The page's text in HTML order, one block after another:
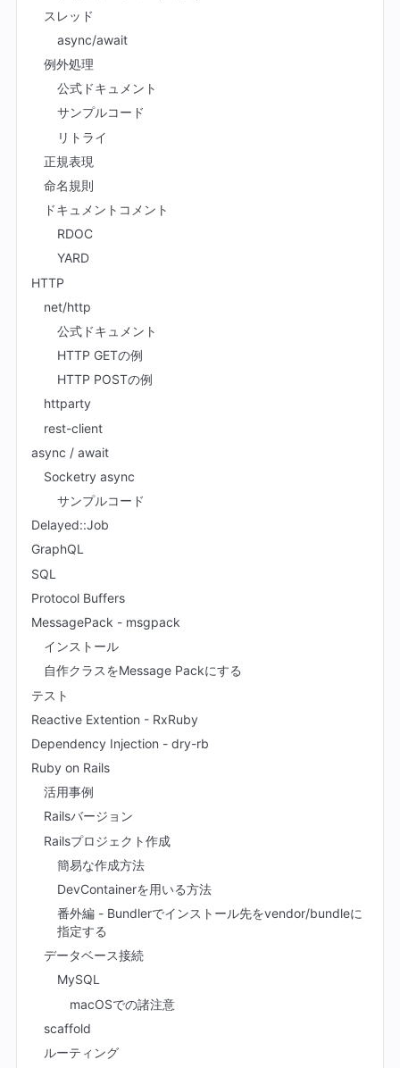
スレッド
async/await
例外処理
公式ドキュメント
サンプルコード
リトライ
正規表現
命名規則
ドキュメントコメント
RDOC
YARD
HTTP
net/http
公式ドキュメント
HTTP GETの例
HTTP POSTの例
httparty
rest-client
async / await
Socketry async
サンプルコード
Delayed::Job
GraphQL
SQL
Protocol Buffers
MessagePack - msgpack
インストール
自作クラスをMessage Packにする
テスト
Reactive Extention - RxRuby
Dependency Injection - dry-rb
Ruby on Rails
活用事例
Railsバージョン
Railsプロジェクト作成
簡易な作成方法
DevContainerを用いる方法
番外編 - Bundlerでインストール先をvendor/bundleに
指定する
データベース接続
MySQL
macOSでの諸注意
scaffold
ルーティング